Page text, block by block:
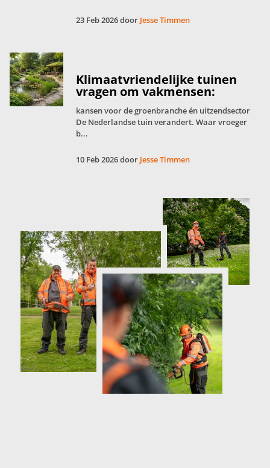
23 Feb 2026 door Jesse Timmen
Klimaatvriendelijke tuinen
vragen om vakmensen:
kansen voor de groenbranche én uitzendsector
De Nederlandse tuin verandert. Waar vroeger
b...
10 Feb 2026 door Jesse Timmen